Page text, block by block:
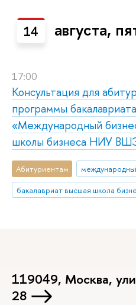
14 августа,
17:00
Консультация для
программы бакалавриата
«Международный
школы бизнеса НИУ
Абитуриентам
бакалавриат высшая школа
119049, Москва,
28